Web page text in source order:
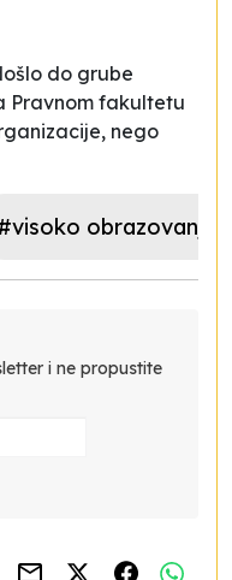
do grube
Pravnom fakultetu
nego
obrazovanje
i ne propustite